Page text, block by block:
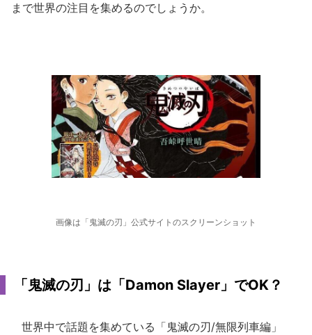
まで世界の注目を集めるのでしょうか。
画像は「鬼滅の刃」公式サイトのスクリーンショット
「鬼滅の刃」は「Damon Slayer」でOK？
世界中で話題を集めている「鬼滅の刃/無限列車編」